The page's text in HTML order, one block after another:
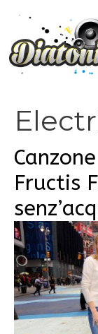
contenuto
Fructis